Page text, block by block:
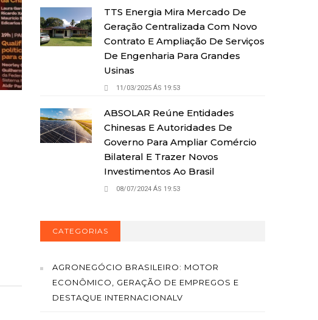
TTS Energia Mira Mercado De
Geração Centralizada Com Novo
Contrato E Ampliação De Serviços
De Engenharia Para Grandes
Usinas
11/03/2025 ÁS 19:53
ABSOLAR Reúne Entidades
Chinesas E Autoridades De
Governo Para Ampliar Comércio
Bilateral E Trazer Novos
Investimentos Ao Brasil
08/07/2024 ÁS 19:53
CATEGORIAS
AGRONEGÓCIO BRASILEIRO: MOTOR
ECONÔMICO, GERAÇÃO DE EMPREGOS E
DESTAQUE INTERNACIONALV